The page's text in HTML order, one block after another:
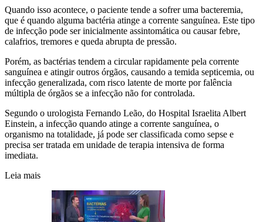
Quando isso acontece, o paciente tende a sofrer uma bacteremia,
que é quando alguma bactéria atinge a corrente sanguínea. Este tipo
de infecção pode ser inicialmente assintomática ou causar febre,
calafrios, tremores e queda abrupta de pressão.
Porém, as bactérias tendem a circular rapidamente pela corrente
sanguínea e atingir outros órgãos, causando a temida septicemia, ou
infecção generalizada, com risco latente de morte por falência
múltipla de órgãos se a infecção não for controlada.
Segundo o urologista Fernando Leão, do Hospital Israelita Albert
Einstein, a infecção quando atinge a corrente sanguínea, o
organismo na totalidade, já pode ser classificada como sepse e
precisa ser tratada em unidade de terapia intensiva de forma
imediata.
Leia mais